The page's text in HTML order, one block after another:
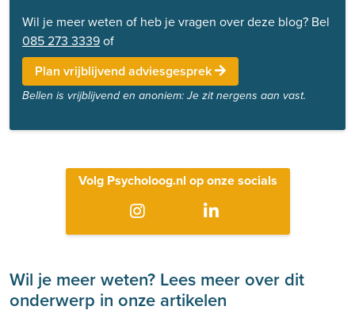
Wil je meer weten of heb je vragen over deze blog? Bel
085 273 3339of
Plan vrijblijvend adviesgesprek
Bellen is vrijblijvend en anoniem: Je zit nergens aan vast.
Volg Psycholoog.nl op onze socials
Wil je meer weten? Lees meer over dit
onderwerp in onze artikelen